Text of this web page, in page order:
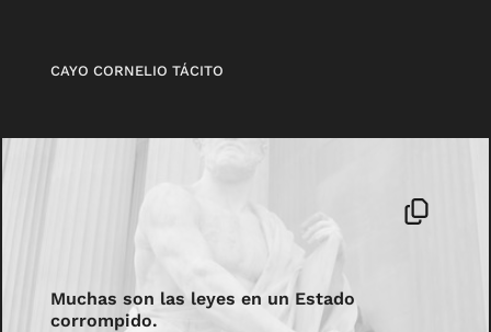
CAYO CORNELIO TÁCITO
Muchas son las leyes en un Estado
corrompido.